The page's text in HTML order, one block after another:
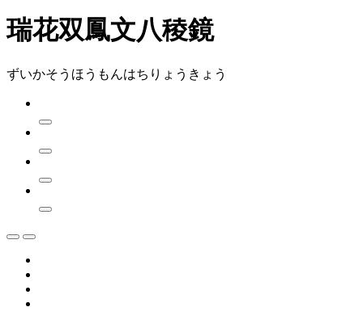
瑞花双鳳文八稜鏡
ずいかそうほうもんはちりょうきょう